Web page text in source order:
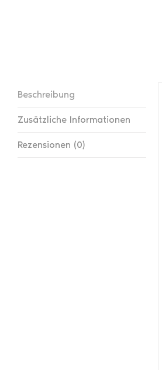
Beschreibung
Zusätzliche Informationen
Rezensionen (0)